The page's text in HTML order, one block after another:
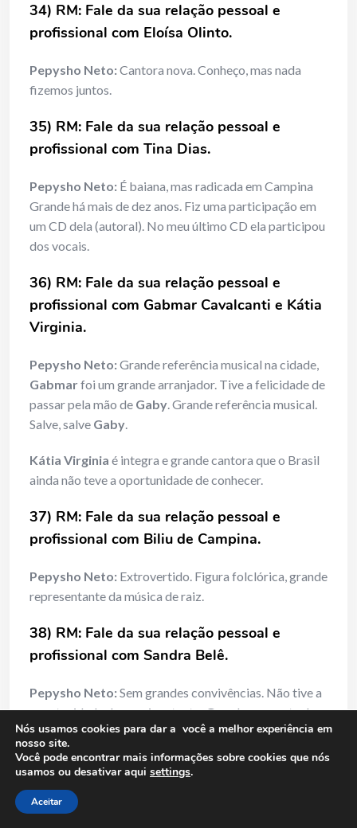
34) RM: Fale da sua relação pessoal e
profissional com Eloísa Olinto.
Pepysho Neto:Cantora nova. Conheço, mas nada
fizemos juntos.
35) RM: Fale da sua relação pessoal e
profissional com Tina Dias.
Pepysho Neto: É baiana, mas radicada em Campina
Grande há mais de dez anos. Fiz uma participação em
um CD dela (autoral). No meu último CD ela participou
dos vocais.
36) RM: Fale da sua relação pessoal e
profissional com Gabmar Cavalcanti e Kátia
Virginia.
Pepysho Neto:Grande referência musical na cidade,
Gabmarfoi um grande arranjador. Tive a felicidade de
passar pela mão de Gaby. Grande referência musical.
Salve, salve Gaby.
Kátia Virginia é integra e grande cantora que o Brasil
ainda não teve a oportunidade de conhecer.
37) RM: Fale da sua relação pessoal e
profissional com Biliu de Campina.
Pepysho Neto: Extrovertido. Figura folclórica, grande
representante da música de raiz.
38) RM: Fale da sua relação pessoal e
profissional com Sandra Belê.
Pepysho Neto:Sem grandes convivências. Não tive a
oportunidade de conviver tanto. Grande expoente de
“causos” e contos.
39) RM: Fale da sua relação pessoal e
profissional com Amazan.
Nós usamos cookies para dar a você a melhor experiência em
nosso site.
Você pode encontrar mais informações sobre cookies que nós
usamos ou desativar aqui settings.
Aceitar